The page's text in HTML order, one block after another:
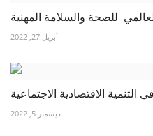
للصحة والسلامة المهنية
أبريل 27, 2022
التنمية الاقتصادية الاجتماعية
ديسمبر 5, 2022